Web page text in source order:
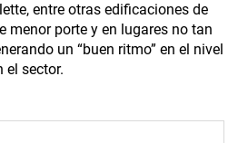
entre otras edificaciones de
menor porte y en lugares no tan
un “buen ritmo” en el nivel
el sector.